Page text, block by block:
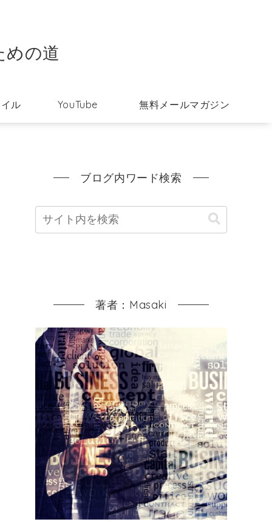
めの道
ル YouTube 無料メールマガジン
ブログ内ワード検索
著者：Masaki